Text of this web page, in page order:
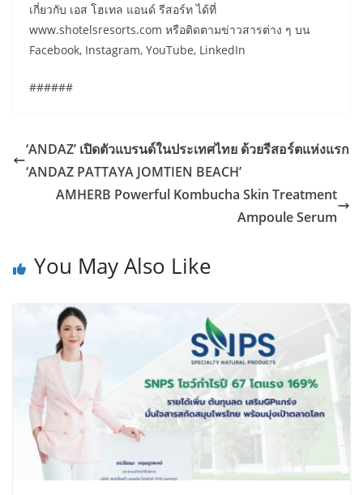
เกี่ยวกับ เอส โฮเทล แอนด์ รีสอร์ท ได้ที่
www.shotelsresorts.com หรือติดตามข่าวสารต่าง ๆ บน
Facebook, Instagram, YouTube, LinkedIn
######
‘ANDAZ’ เปิดตัวแบรนด์ในประเทศไทย ด้วยรีสอร์ตแห่งแรก
‘ANDAZ PATTAYA JOMTIEN BEACH’
AMHERB Powerful Kombucha Skin Treatment
Ampoule Serum
You May Also Like